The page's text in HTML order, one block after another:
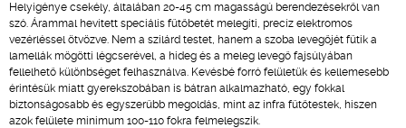
Helyigénye csekély, általában 20-45 cm magasságú berendezésekről van
szó. Árammal hevített speciális fűtőbetét melegíti, precíz elektromos
vezérléssel ötvözve. Nem a szilárd testet, hanem a szoba levegőjét fűtik a
lamellák mögötti légcserével, a hideg és a meleg levegő fajsúlyában
fellelhető különbséget felhasználva. Kevésbé forró felületük és kellemesebb
érintésük miatt gyerekszobában is bátran alkalmazható, egy fokkal
biztonságosabb és egyszerűbb megoldás, mint az infra fűtőtestek, hiszen
azok felülete minimum 100-110 fokra felmelegszik.